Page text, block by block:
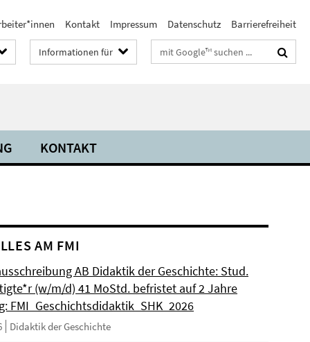
Kontakt Impressum Datenschutz Barrierefreiheit
Informationen für Suchbegriffe
KONTAKT
AM FMI
AB Didaktik der Geschichte: Stud.
(w/m/d) 41 MoStd. befristet auf 2 Jahre
FMI_Geschichtsdidaktik_SHK_2026
Didaktik der Geschichte